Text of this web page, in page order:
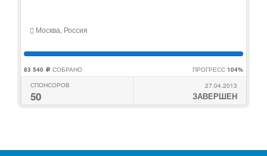
Москва, Россия
83 540 c СОБРАНО ПРОГРЕСС 104%
СПОНСОРОВ
50
27.04.2013
ЗАВЕРШЕН